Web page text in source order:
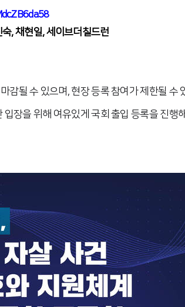
, 채현일, 세이브더칠드런
감될 수 있으며, 현장 등록 참여가 제한될 수
장을 위해 여유있게 국회 출입 등록을 진행